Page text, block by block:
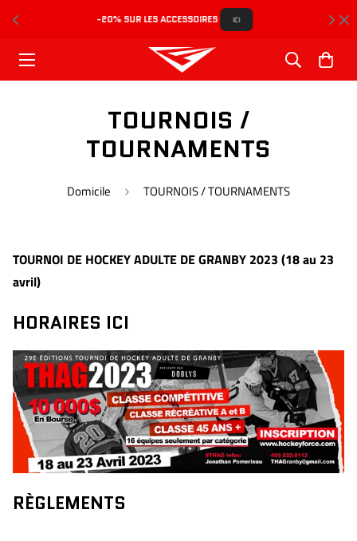
-20% SUR LES ACCESSOIRES ICI
TOURNOIS /
TOURNAMENTS
Domicile TOURNOIS / TOURNAMENTS
TOURNOI DE HOCKEY ADULTE DE GRANBY 2023 (18 au 23
avril)
HORAIRES ICI
RÈGLEMENTS